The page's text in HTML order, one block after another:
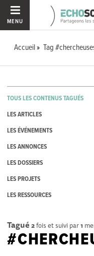
MENU
Accueil Tag
TOUS LES CONTENUS TAGUÉS
LES ARTICLES
LES ÉVÉNEMENTS
LES ANNONCES
LES DOSSIERS
LES PROJETS
LES RESSOURCES
Tagué 2fois et suivi par1